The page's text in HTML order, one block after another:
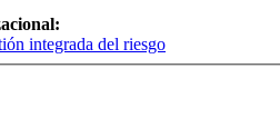
integrada del riesgo